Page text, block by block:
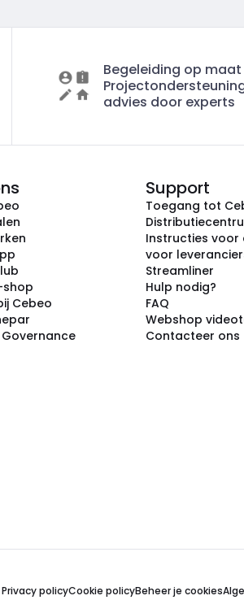
Begeleiding op maat
advies door experts
shop
Cebeo
Support
Toegang tot
Instructies voor
voor
Streamliner
Hulp nodig?
FAQ
Webshop
Contacteer ons
Privacy policyCookie policyBeheer je cookies